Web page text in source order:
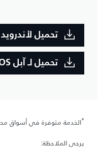
تحميل لأندرويد
تحميل لـ آبل IOS
*الخدمة متوفرة في أسواق
يرجى الملاحظة: